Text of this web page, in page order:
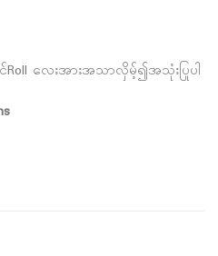
လေးအားအသာလှိမ့်၍အသုံးပြုပါ